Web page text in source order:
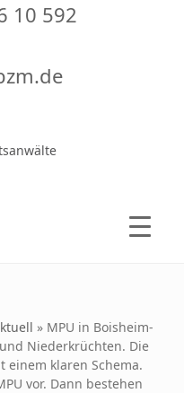
10 592
» MPU in Boisheim-
Niederkrüchten. Die
klaren Schema.
vor. Dann bestehen